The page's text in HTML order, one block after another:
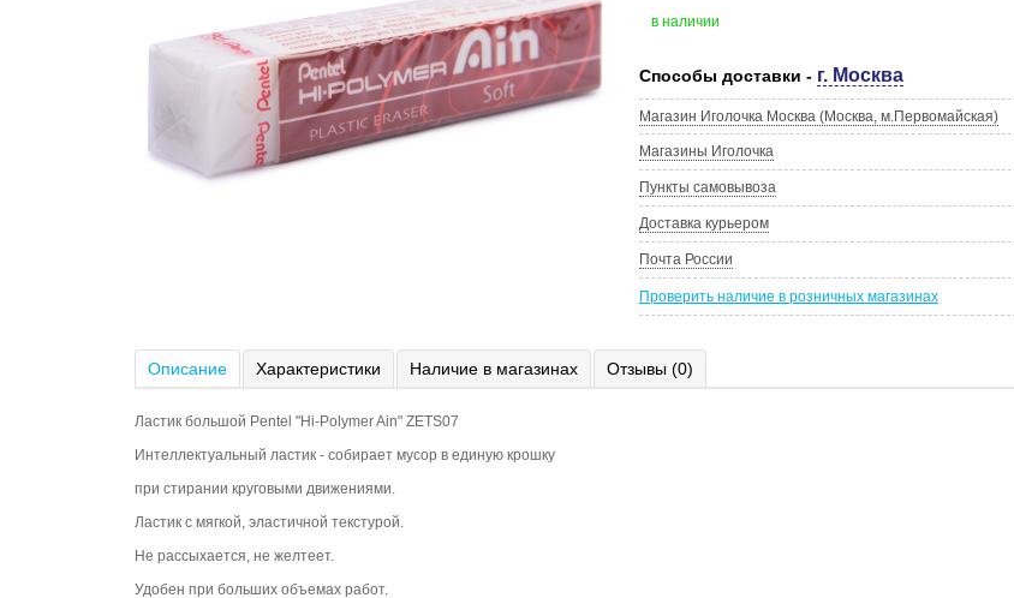
в наличии
Способы доставки - г. Москва
Магазин Иголочка Москва (Москва, м.Первомайская)
Магазины Иголочка
Пункты самовывоза
Доставка курьером
Почта России
Проверить наличие в розничных магазинах
Описание Характеристики Наличие в магазинах Отзывы (0)
Ластик большой Pentel "Hi-Polymer Ain" ZETS07
Интеллектуальный ластик - собирает мусор в единую крошку
при стирании круговыми движениями.
Ластик с мягкой, эластичной текстурой.
Не рассыхается, не желтеет.
Удобен при больших объемах работ.